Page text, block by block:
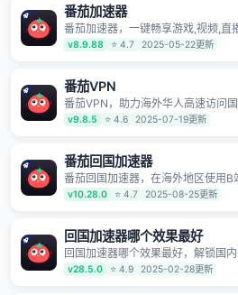
明日方舟、战双帕弥什、sky光·遇、
内各种服务,回国加速器致力于帮助
港澳台地区用户提供最好的回国游
务，可以在海外或港澳台地区流畅加
线。能加速访问优酷、爱奇艺、腾
TV、西瓜视频、QQ音乐、网易云音
等主流网站应用解除限制，带你穿
有上百万用户，用户整体好评95%以
服支持，保障你的使用体验。
番茄加速器
番茄加速器，一键畅享游戏,视频,直
用,视频加载极速不卡顿。人在海外
单易用。
v8.9.88 ⭐ 4.7 2025-05-22更新
番茄VPN
番茄VPN，助力海外华人高速访问
国内各直播平台,解决国内视频、音
速海量国服游戏，超低延迟稳定不掉
v9.8.5 ⭐ 4.6 2025-07-19更新
番茄回国加速器
番茄回国加速器，在海外地区使用B
区版权限制/网络IP屏蔽,缓冲卡顿等
哩哔哩专用回国VPN,可加速解决各
7*24小时服务。
v10.28.0 ⭐ 4.7 2025-08-25更新
回国加速器哪个效果最好
回国加速器哪个效果最好，解锁国内
刷剧不卡，高清秒开. 有效降低国服
主流应用访问速度 ; 独创加速黑科技
v28.5.0 ⭐ 4.9 2025-02-28更新